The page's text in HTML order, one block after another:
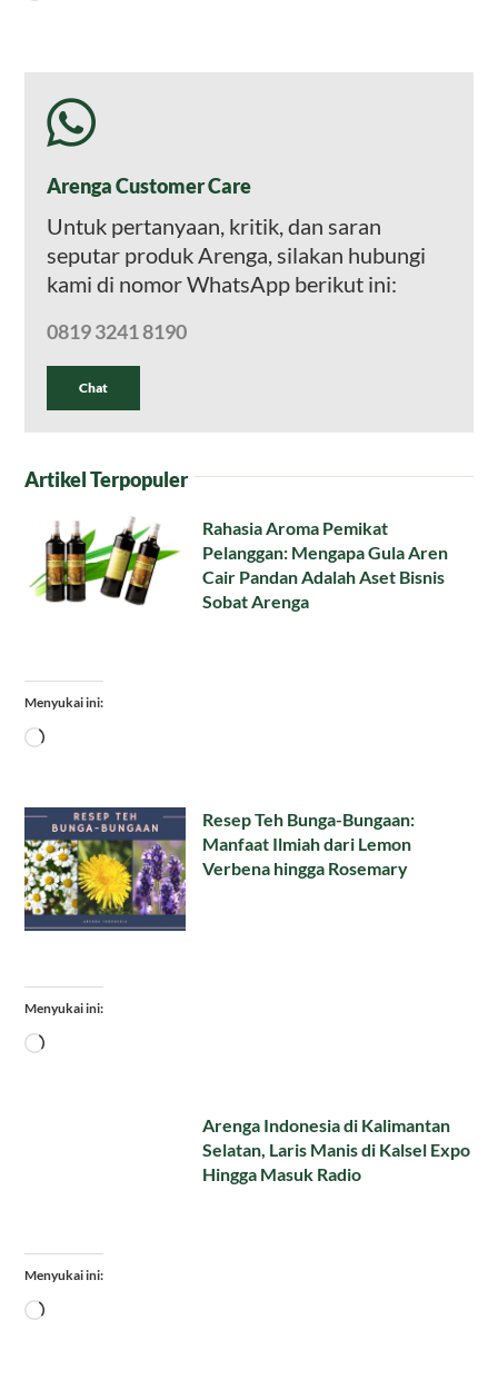
Arenga Customer Care
Untuk pertanyaan, kritik, dan saran
seputar produk Arenga, silakan hubungi
kami di nomor WhatsApp berikut ini:
0819 3241 8190
Chat
Artikel Terpopuler
Rahasia Aroma Pemikat
Pelanggan: Mengapa Gula Aren
Cair Pandan Adalah Aset Bisnis
Sobat Arenga
Menyukai ini:
Memuat...
Resep Teh Bunga-Bungaan:
Manfaat Ilmiah dari Lemon
Verbena hingga Rosemary
Menyukai ini:
Memuat...
Arenga Indonesia di Kalimantan
Selatan, Laris Manis di Kalsel Expo
Hingga Masuk Radio
Menyukai ini:
Memuat...